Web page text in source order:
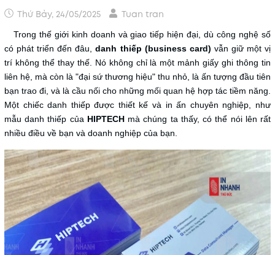
Thứ Bảy, 24/05/2025 Tuan tran
Trong thế giới kinh doanh và giao tiếp hiện đại, dù công nghệ số
có phát triển đến đâu,danh thiếp (business card) vẫn giữ một vị
trí không thể thay thế. Nó không chỉ là một mảnh giấy ghi thông tin
liên hệ, mà còn là "đại sứ thương hiệu" thu nhỏ, là ấn tượng đầu tiên
bạn trao đi, và là cầu nối cho những mối quan hệ hợp tác tiềm năng.
Một chiếc danh thiếp được thiết kế và in ấn chuyên nghiệp, như
mẫu danh thiếp của HIPTECHmà chúng ta thấy, có thể nói lên rất
nhiều điều về bạn và doanh nghiệp của bạn.